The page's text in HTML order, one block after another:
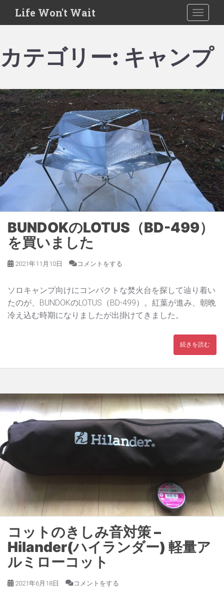
o
a
i
n
c
o
n
t
e
n
Life Won't Wait
カテゴリー: キャンプ
BUNDOKのLOTUS（BD-499）
を買いました
2021年11月10日 コメントをする
ソロキャンプ向けにコンパクトな焚火台を探して辿り着い
たのが、BUNDOKのLOTUS（BD-499）。紅葉が進み、朝晩
冷え込む時期になりましたが出掛けてきました。
続きを読む
コットのきしみ音対策 –
Hilander(ハイランダー) 軽量ア
ルミローコット
2021年6月18日 コメントをする